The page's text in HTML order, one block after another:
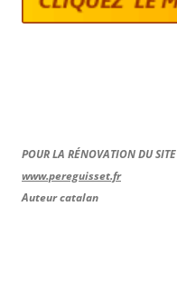
POUR LA RÉNOVATION DU SITE
www.pereguisset.fr
Auteur catalan